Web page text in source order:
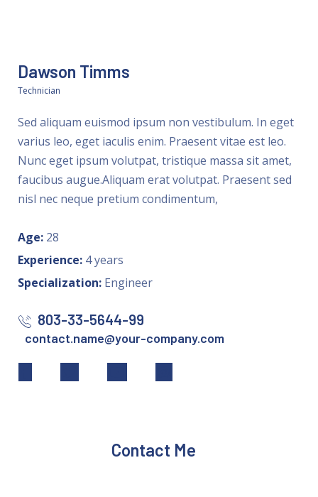
Dawson Timms
Technician
Sed aliquam euismod ipsum non vestibulum. In eget
varius leo, eget iaculis enim. Praesent vitae est leo.
Nunc eget ipsum volutpat, tristique massa sit amet,
faucibus augue.Aliquam erat volutpat. Praesent sed
nisl nec neque pretium condimentum,
Age: 28
Experience: 4 years
Specialization: Engineer
803-33-5644-99
contact.name@your-company.com
Contact Me